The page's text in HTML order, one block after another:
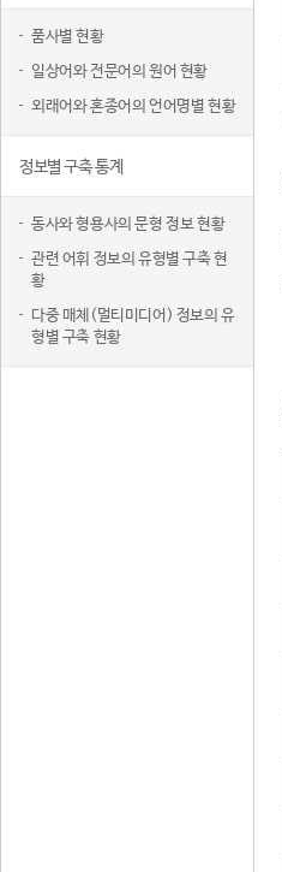
품사별 현황
일상어와 전문어의 원어 현황
외래어와 혼종어의 언어명별 현황
정보별 구축 통계
동사와 형용사의 문형 정보 현황
관련 어휘 정보의 유형별 구축 현
황
다중 매체(멀티미디어) 정보의 유
형별 구축 현황